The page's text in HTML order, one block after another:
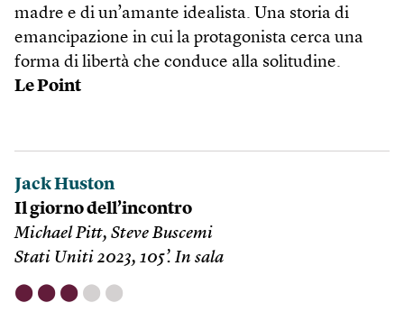
madre e di un’amante idealista. Una storia di
emancipazione in cui la protagonista cerca una
forma di libertà che conduce alla solitudine.
Le Point
Jack Huston
Il giorno dell’incontro
Michael Pitt, Steve Buscemi
Stati Uniti 2023, 105’. In sala
⬤ ⬤ ⬤ ⬤ ⬤